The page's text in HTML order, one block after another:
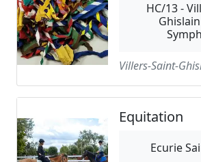
HC/13 -
Villers-Saint-
Equitation
Ecurie